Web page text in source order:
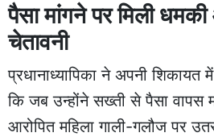
पैसा मांगने पर मिली
चेतावनी
प्रधानाध्यापिका ने अपनी शिकायत
कि जब उन्होंने सख्ती से पैसा वापस
आरोपित महिला गाली-गलौज पर